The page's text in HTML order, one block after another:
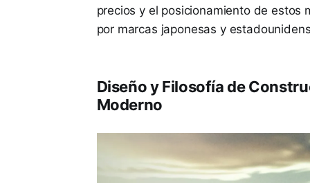
precios y el posicionamiento de estos
por marcas japonesas y
Diseño y Filosofía de
Moderno